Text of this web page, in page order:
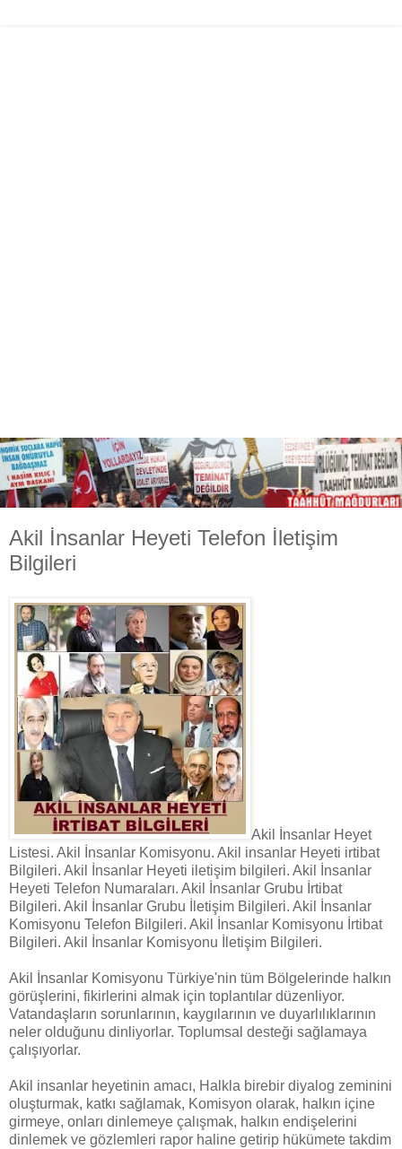
Akil İnsanlar Heyeti Telefon İletişim
Bilgileri
Akil İnsanlar Heyet
Listesi. Akil İnsanlar Komisyonu. Akil insanlar Heyeti irtibat
Bilgileri. Akil İnsanlar Heyeti iletişim bilgileri. Akil İnsanlar
Heyeti Telefon Numaraları. Akil İnsanlar Grubu İrtibat
Bilgileri. Akil İnsanlar Grubu İletişim Bilgileri. Akil İnsanlar
Komisyonu Telefon Bilgileri. Akil İnsanlar Komisyonu İrtibat
Bilgileri. Akil İnsanlar Komisyonu İletişim Bilgileri.
Akil İnsanlar Komisyonu Türkiye'nin tüm Bölgelerinde halkın
görüşlerini, fikirlerini almak için toplantılar düzenliyor.
Vatandaşların sorunlarının, kaygılarının ve duyarlılıklarının
neler olduğunu dinliyorlar. Toplumsal desteği sağlamaya
çalışıyorlar.
Akil insanlar heyetinin amacı, Halkla birebir diyalog zeminini
oluşturmak, katkı sağlamak, Komisyon olarak, halkın içine
girmeye, onları dinlemeye çalışmak, halkın endişelerini
dinlemek ve gözlemleri rapor haline getirip hükümete takdim